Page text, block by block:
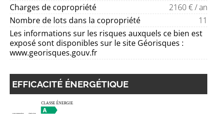
Charges de copropriété
2160 € / an
Nombre de lots dans la copropriété
11
Les informations sur les risques auxquels ce bien est
exposé sont disponibles sur le site Géorisques :
www.georisques.gouv.fr
EFFICACITÉ ÉNERGÉTIQUE